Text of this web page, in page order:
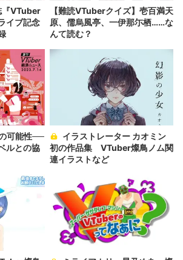
イブ記念
【難読VTuberクイズ】壱百満天
原、儒烏風亭、一伊那尓栖……な
んて読む？
ルとの協
初の作品集 VTuber燦鳥ノム関
連イラストなど